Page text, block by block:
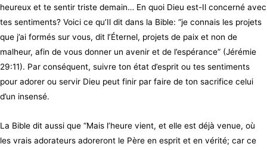
heureux et te sentir triste demain… En quoi Dieu est-Il concerné avec
tes sentiments? Voici ce qu’Il dit dans la Bible: “je connais les projets
que j’ai formés sur vous, dit l’Éternel, projets de paix et non de
malheur, afin de vous donner un avenir et de l’espérance” (Jérémie
29:11). Par conséquent, suivre ton état d’esprit ou tes sentiments
pour adorer ou servir Dieu peut finir par faire de ton sacrifice celui
d’un insensé.
La Bible dit aussi que “Mais l’heure vient, et elle est déjà venue, où
les vrais adorateurs adoreront le Père en esprit et en vérité; car ce